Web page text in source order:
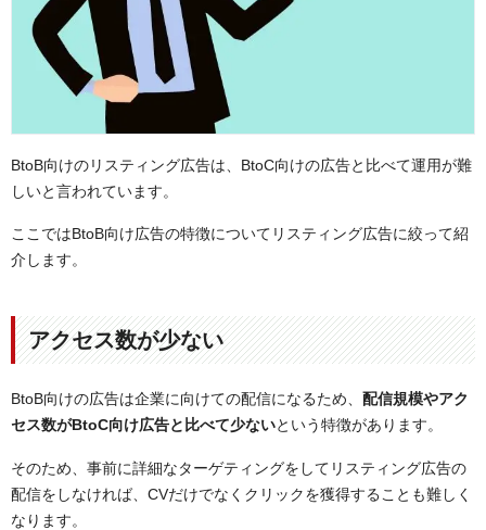
BtoB向けのリスティング広告は、BtoC向けの広告と比べて運用が難
しいと言われています。
ここではBtoB向け広告の特徴についてリスティング広告に絞って紹
介します。
アクセス数が少ない
BtoB向けの広告は企業に向けての配信になるため、 配信規模やアク
セス数がBtoC向け広告と比べて少ないという特徴があります。
そのため、事前に詳細なターゲティングをしてリスティング広告の
配信をしなければ、CVだけでなくクリックを獲得することも難しく
なります。